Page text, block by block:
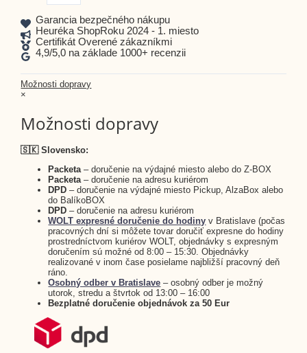
Garancia bezpečného nákupu
Heuréka ShopRoku 2024 - 1. miesto
Certifikát Overené zákazníkmi
4,9/5,0 na základe 1000+ recenzii
Možnosti dopravy
×
Možnosti dopravy
🇸🇰 Slovensko:
Packeta– doručenie na výdajné miesto alebo do Z-BOX
Packeta– doručenie na adresu kuriérom
DPD – doručenie na výdajné miesto Pickup, AlzaBox alebo
do BalíkoBOX
DPD – doručenie na adresu kuriérom
WOLT expresné doručenie do hodiny v Bratislave (počas
pracovných dní si môžete tovar doručiť expresne do hodiny
prostredníctvom kuriérov WOLT, objednávky s expresným
doručením sú možné od 8:00 – 15:30. Objednávky
realizované v inom čase posielame najbližší pracovný deň
ráno.
Osobný odber v Bratislave – osobný odber je možný
utorok, stredu a štvrtok od 13:00 – 16:00
Bezplatné doručenie objednávok za 50 Eur